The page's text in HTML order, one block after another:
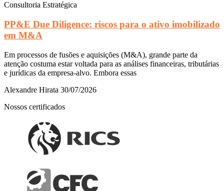
Consultoria Estratégica
PP&E Due Diligence: riscos para o ativo imobilizado
em M&A
Em processos de fusões e aquisições (M&A), grande parte da
atenção costuma estar voltada para as análises financeiras, tributárias
e jurídicas da empresa-alvo. Embora essas
Alexandre Hirata 30/07/2026
Nossos certificados